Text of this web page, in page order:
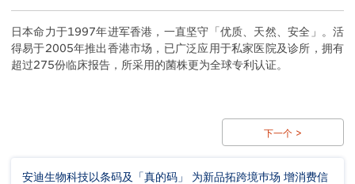
Body
日本命力于1997年进军香港，一直坚守「优质、天然、安全」。活
得易于2005年推出香港市场，已广泛应用于私家医院及诊所，拥有
超过275份临床报告，所采用的菌株更为全球专利认证。
下一个 >
安迪生物科技以条码及「真的码」 为新品拓跨境巿场 增消费信